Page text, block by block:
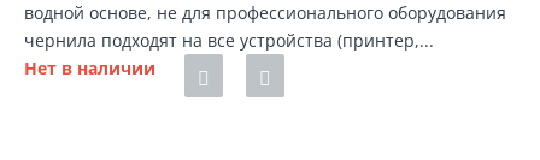
водной основе, не для профессионального оборудования
чернила подходят на все устройства (принтер,...
Нет в наличии